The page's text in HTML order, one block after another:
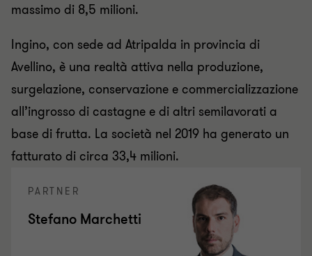
massimo di 8,5 milioni.
Ingino, con sede ad Atripalda in provincia di
Avellino, è una realtà attiva nella produzione,
surgelazione, conservazione e commercializzazione
all’ingrosso di castagne e di altri semilavorati a
base di frutta. La società nel 2019 ha generato un
fatturato di circa 33,4 milioni.
PARTNER
Stefano Marchetti